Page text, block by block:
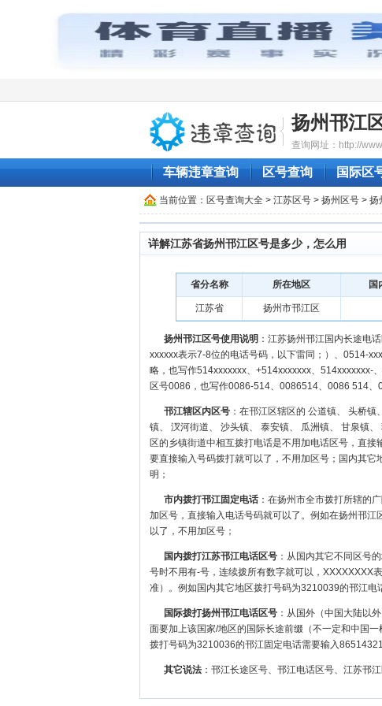
扬州邗江
查询网址：http://
车辆违章查询 区号查询 国际区
当前位置： 区号查询大全 > 江苏区号 > 扬州区号 > 扬
详解江苏省扬州邗江区号是多少，怎么用
省分名称 所在地区 国
江苏省 扬州市邗江区
扬州邗江区号使用说明 ：江苏扬州邗江国内长途电
xxxxxx表示7-8位的电话号码，以下雷同；）、0514-
略，也写作514xxxxxxx、+514xxxxxxx、514xxxxxxx-
区号0086，也写作0086-514、0086514、0086 514、
邗江辖区内区号 ：在邗江区辖区的 公道镇、 头桥
镇、 汊河街道、 沙头镇、 泰安镇、 瓜洲镇、 甘泉镇
区的乡镇街道中相互拨打电话是不用加电话区号，直
要直接输入号码拨打就可以了，不用加区号；国内其
明；
市内拨打邗江固定电话 ：在扬州市全市拨打所辖的
加区号，直接输入电话号码就可以了。例如在扬州邗
以了，不用加区号；
国内拨打江苏邗江电话区号 ：从国内其它不同区号
号时不用有-号，连续拨所有数字就可以，XXXXXXXX
准）。例如国内其它地区拨打号码为3210039的邗江电
国际拨打扬州邗江电话区号 ：从国外（中国大陆以
面要加上该国家/地区的国际长途前缀（不一定和中国
拨打号码为3210036的邗江固定电话需要输入
其它说法 ：邗江长途区号、邗江电话区号、江苏邗